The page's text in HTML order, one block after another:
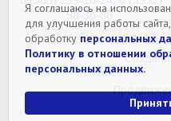
Я соглашаюсь на
для улучшения работы
обработку персональных
Политику в отношении
персональных данных.
98-36-86